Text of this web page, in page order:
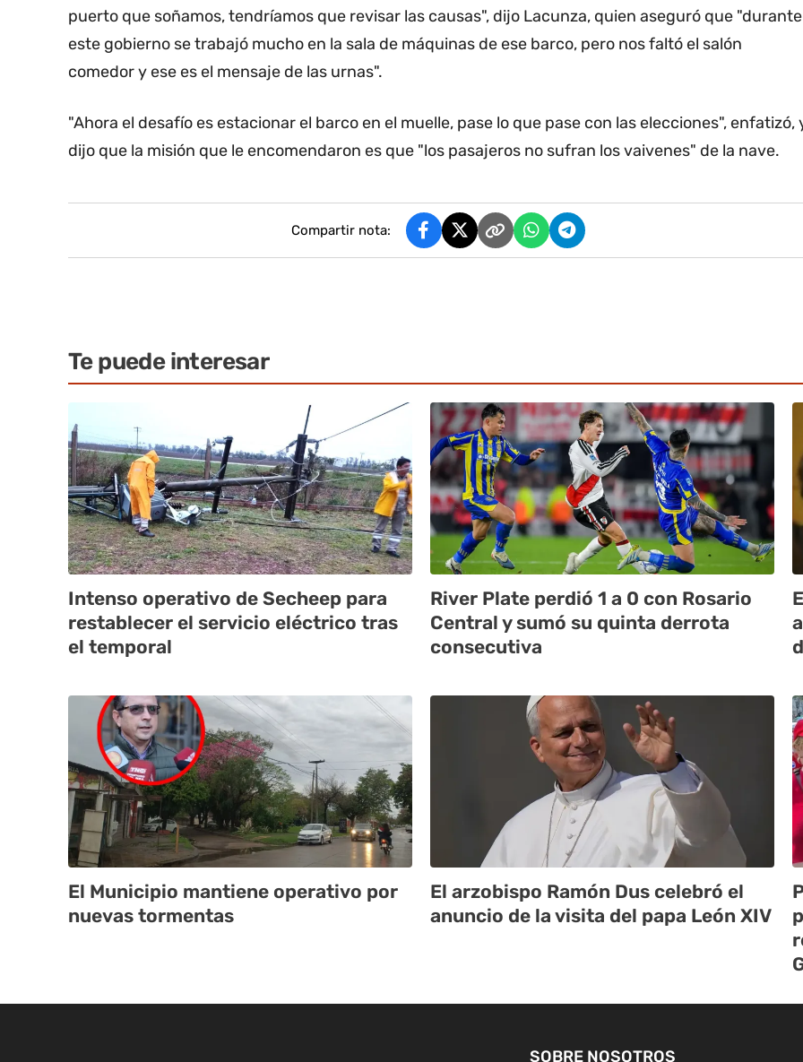
puerto que soñamos, tendríamos que revisar las causas", dijo Lacunza, quien aseguró que "durante
este gobierno se trabajó mucho en la sala de máquinas de ese barco, pero nos faltó el salón
comedor y ese es el mensaje de las urnas".
"Ahora el desafío es estacionar el barco en el muelle, pase lo que pase con las elecciones", enfatizó,
dijo que la misión que le encomendaron es que "los pasajeros no sufran los vaivenes" de la nave.
Compartir nota:
Te puede interesar
Intenso operativo de Secheep para
restablecer el servicio eléctrico tras
el temporal
River Plate perdió 1 a 0 con Rosario
Central y sumó su quinta derrota
consecutiva
El Municipio mantiene operativo por
nuevas tormentas
El arzobispo Ramón Dus celebró el
anuncio de la visita del papa León XIV
SOBRE NOSOTROS